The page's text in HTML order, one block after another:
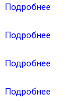
Подробнее
Подробнее
Подробнее
Подробнее